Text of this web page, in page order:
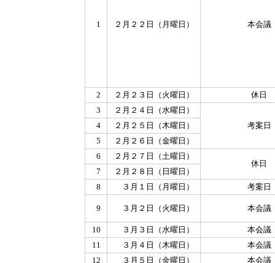
1 ２月２２日（月曜日） 本会議
2 ２月２３日（火曜日）
休日
3
２月２４日（水曜日）
考案日
4
２月２５日（木曜日）
5
２月２６日（金曜日）
6
２月２７日（土曜日）
休日
7
２月２８日（日曜日）
8
３月１日（月曜日） 考案日
9 ３月２日（火曜日） 本会議
10 ３月３日（水曜日）
本会議
11
３月４日（木曜日）
本会議
12
３月５日（金曜日）
本会議